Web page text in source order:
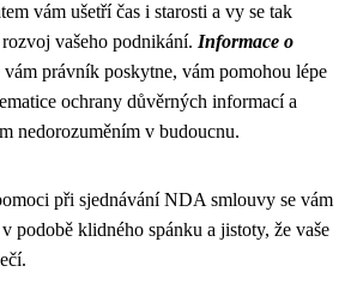
vám ušetří čas i starosti a vy se tak
vašeho podnikání. Informace o
vám právník poskytne, vám pomohou lépe
ochrany důvěrných informací a
nedorozuměním v budoucnu.
při sjednávání NDA smlouvy se vám
podobě klidného spánku a jistoty, že vaše